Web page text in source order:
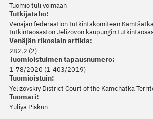
Tuomio tuli voimaan
Tutkijataho:
Venäjän federaation tutkintakomitean
tutkintaosaston Jelizovon kaupungin
Venäjän rikoslain artikla:
282.2 (2)
Tuomioistuimen tapausnumero:
1-78/2020 (1-403/2019)
Tuomioistuin:
Yelizovskiy District Court of the Kamchatka
Tuomari:
Yuliya Piskun